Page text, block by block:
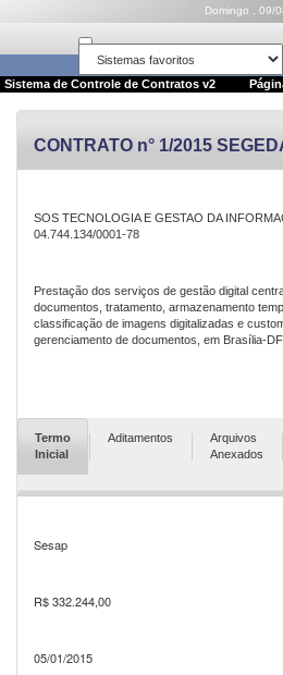
Domingo ,
Abrir em nova janela
Sistema de Controle de Contratos v2
CONTRATO n° 1/2015
SOS TECNOLOGIA E GESTAO DA
04.744.134/0001-78
Prestação dos serviços de gestão digital
documentos, tratamento, armazenamento
classificação de imagens digitalizadas e
gerenciamento de documentos, em Brasília-DF.
Termo
Inicial
Aditamentos
Arquivos
Anexados
Sesap
R$ 332.244,00
05/01/2015